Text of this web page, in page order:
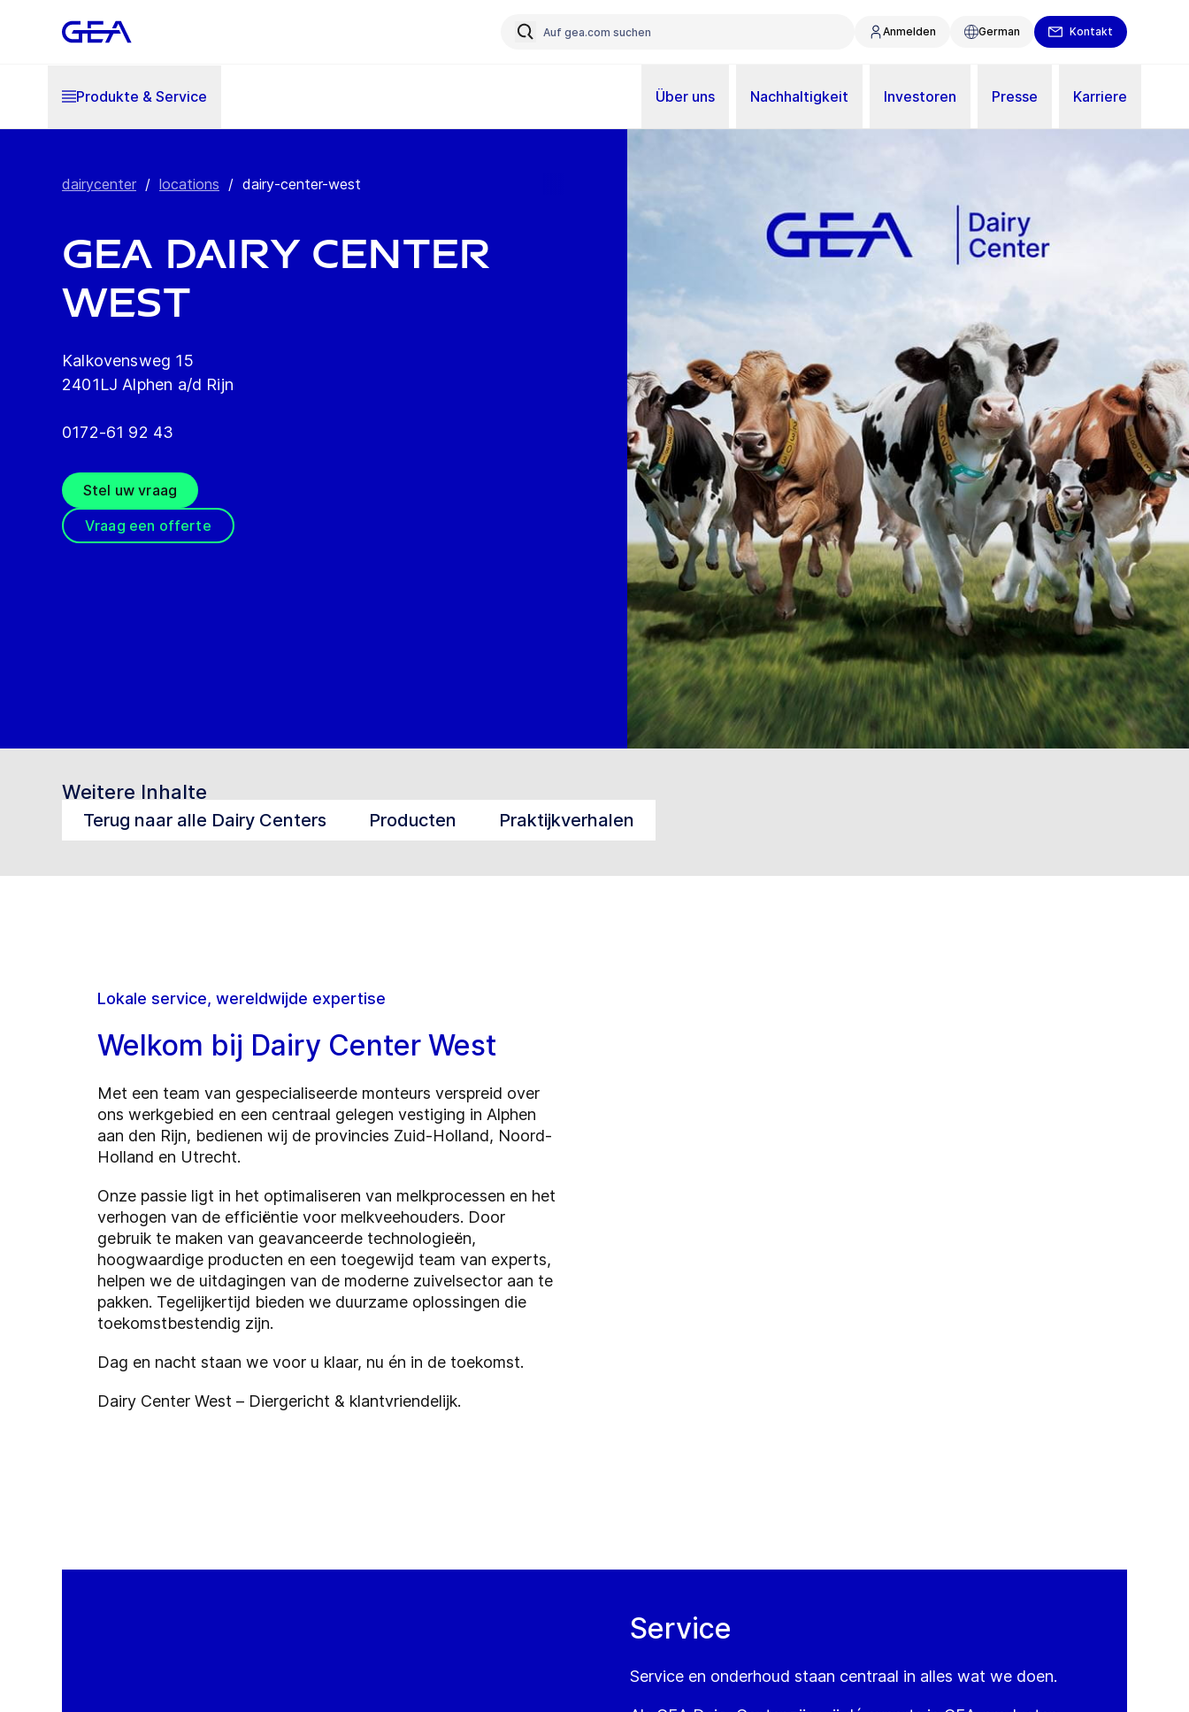
Anmelden German Kontakt
Produkte & Service Über uns Nachhaltigkeit Investoren Presse Karriere
dairycenter / locations / dairy-center-west
GEA Dairy Center
West
Kalkovensweg 15
2401LJ Alphen a/d Rijn
0172-61 92 43
Stel uw vraag
Vraag een offerte
Weitere Inhalte
Terug naar alle Dairy Centers Producten Praktijkverhalen
Lokale service, wereldwijde expertise
Welkom bij Dairy Center West
Met een team van gespecialiseerde monteurs verspreid over
ons werkgebied en een centraal gelegen vestiging in Alphen
aan den Rijn, bedienen wij de provincies Zuid-Holland, Noord-
Holland en Utrecht.
Onze passie ligt in het optimaliseren van melkprocessen en het
verhogen van de efficiëntie voor melkveehouders. Door
gebruik te maken van geavanceerde technologieën,
hoogwaardige producten en een toegewijd team van experts,
helpen we de uitdagingen van de moderne zuivelsector aan te
pakken. Tegelijkertijd bieden we duurzame oplossingen die
toekomstbestendig zijn.
Dag en nacht staan we voor u klaar, nu én in de toekomst.
Dairy Center West – Diergericht & klantvriendelijk.
Service
Service en onderhoud staan centraal in alles wat we doen.